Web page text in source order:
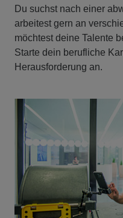
Du suchst nach einer
arbeitest gern an
möchtest deine Talente
Starte dein berufliche
Herausforderung an.